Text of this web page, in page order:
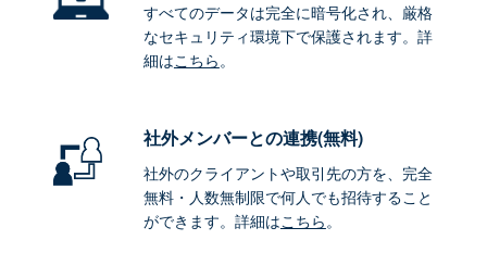
すべてのデータは完全に暗号化され、厳格
なセキュリティ環境下で保護されます。詳
細はこちら。
社外メンバーとの連携(無料)
社外のクライアントや取引先の方を、完全
無料・人数無制限で何人でも招待すること
ができます。詳細はこちら。